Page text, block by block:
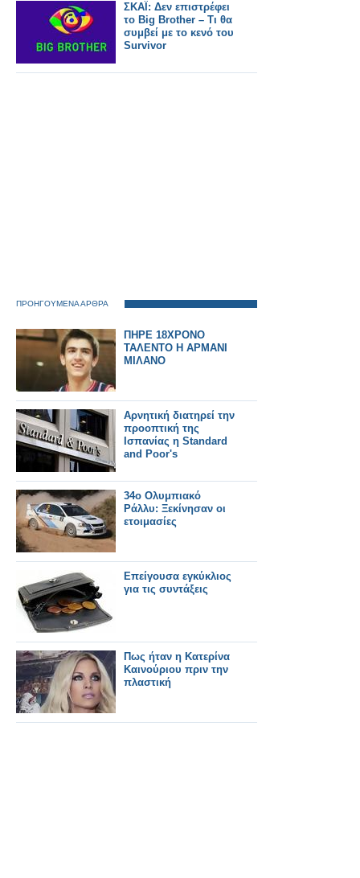
ΣΚΑΪ: Δεν επιστρέφει
το Big Brother – Τι θα
συμβεί με το κενό του
Survivor
ΠΡΟΗΓΟΥΜΕΝΑ ΑΡΘΡΑ
ΠΗΡΕ 18ΧΡΟΝΟ
ΤΑΛΕΝΤΟ Η ΑΡΜΑΝΙ
ΜΙΛΑΝΟ
Αρνητική διατηρεί την
προοπτική της
Ισπανίας η Standard
and Poor's
34ο Ολυμπιακό
Ράλλυ: Ξεκίνησαν οι
ετοιμασίες
Επείγουσα εγκύκλιος
για τις συντάξεις
Πως ήταν η Κατερίνα
Καινούριου πριν την
πλαστική